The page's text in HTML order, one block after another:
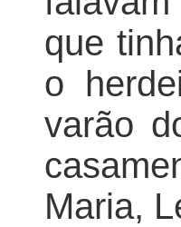
que
o
varão
Maria,